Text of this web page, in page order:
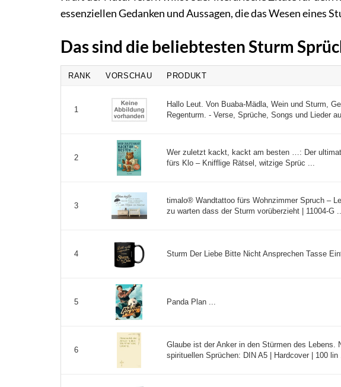
essenziellen Gedanken und Aussagen, die das Wesen eines
Das sind die beliebtesten Sturm
RANK VORSCHAU PRODUKT
1
Hallo Leut. Von Buaba-Mädla, Wein und Sturm,
Regenturm. - Verse, Sprüche, Songs und Lieder
2
Wer zuletzt kackt, kackt am besten …: Der
fürs Klo – Knifflige Rätsel, witzige Sprüc ...
3
timalo® Wandtattoo fürs Wohnzimmer Spruch –
zu warten dass der Sturm vorüberzieht | 11004-G ...
4 Sturm Der Liebe Bitte Nicht Ansprechen Tasse
5 Panda Plan ...
6
Glaube ist der Anker in den Stürmen des Lebens.
spirituellen Sprüchen: DIN A5 | Hardcover | 100 lin